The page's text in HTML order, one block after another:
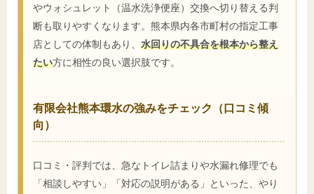
やウォシュレット（温水洗浄便座）交換へ切り替える判
断も取りやすくなります。熊本県内各市町村の指定工事
店としての体制もあり、 水回りの不具合を根本から整え
たい方に相性の良い選択肢です。
有限会社熊本環水の強みをチェック（口コミ傾
向）
口コミ・評判では、急なトイレ詰まりや水漏れ修理でも
「相談しやすい」「対応の説明がある」といった、やり